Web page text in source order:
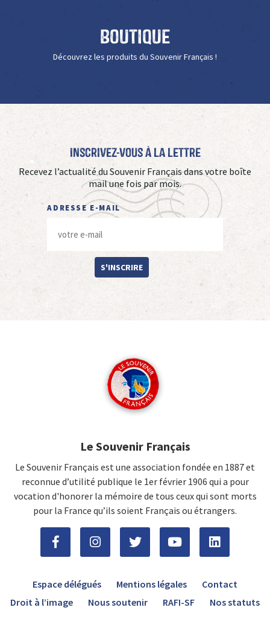
Boutique
Découvrez les produits du Souvenir Français !
Inscrivez-vous à La Lettre
Recevez l’actualité du Souvenir Français dans votre boîte
mail une fois par mois.
ADRESSE E-MAIL
S'INSCRIRE
Le Souvenir Français
Le Souvenir Français est une association fondée en 1887 et
reconnue d’utilité publique le 1er février 1906 qui a pour
vocation d'honorer la mémoire de tous ceux qui sont morts
pour la France qu’ils soient Français ou étrangers.
Espace délégués Mentions légales
Contact
Droit à l’image
Nous soutenir RAFI-SF Nos statuts